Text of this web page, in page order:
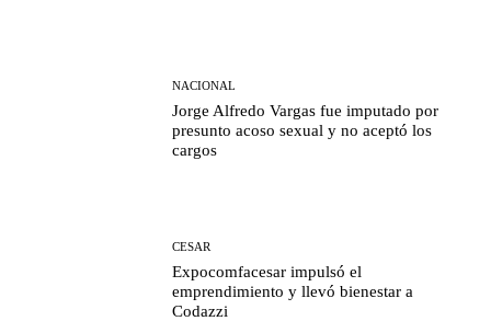
NACIONAL
Jorge Alfredo Vargas fue imputado por
presunto acoso sexual y no aceptó los
cargos
CESAR
Expocomfacesar impulsó el
emprendimiento y llevó bienestar a
Codazzi